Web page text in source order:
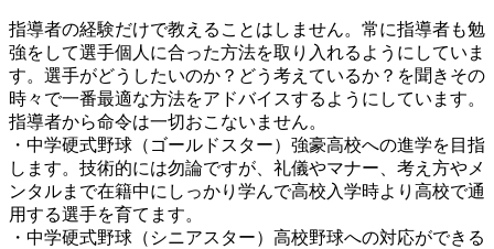
指導者の経験だけで教えることはしません。常に指導者も勉
強をして選手個人に合った方法を取り入れるようにしていま
す。選手がどうしたいのか？どう考えているか？を聞きその
時々で一番最適な方法をアドバイスするようにしています。
指導者から命令は一切おこないません。
・中学硬式野球（ゴールドスター）強豪高校への進学を目指
します。技術的には勿論ですが、礼儀やマナー、考え方やメ
ンタルまで在籍中にしっかり学んで高校入学時より高校で通
用する選手を育てます。
・中学硬式野球（シニアスター）高校野球への対応ができる